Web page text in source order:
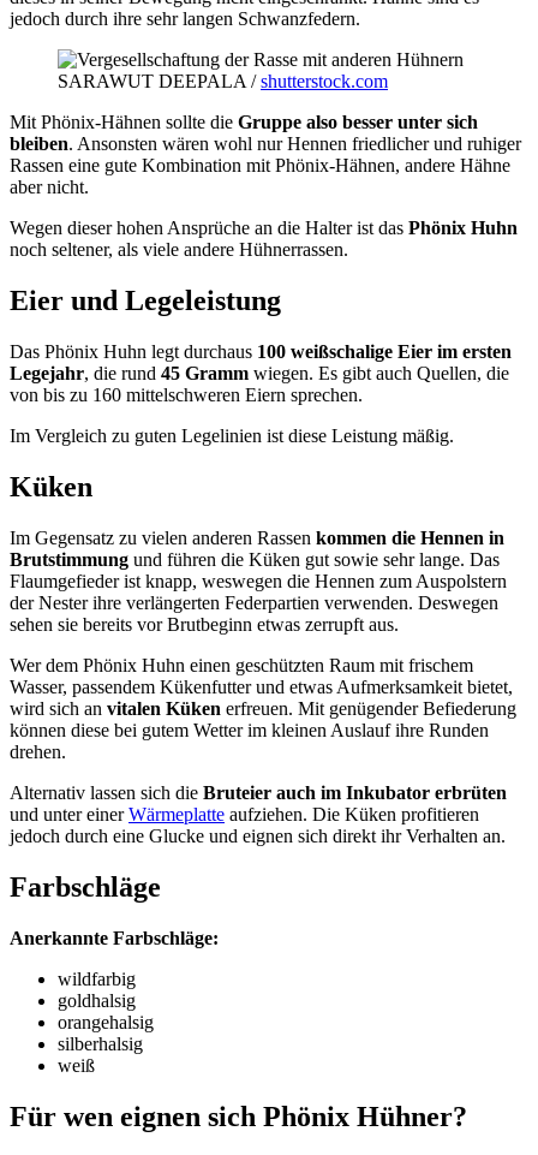
jedoch durch ihre sehr langen Schwanzfedern.
SARAWUT DEEPALA /shutterstock.com
Mit Phönix-Hähnen sollte die Gruppe also besser unter sich
bleiben. Ansonsten wären wohl nur Hennen friedlicher und ruhiger
Rassen eine gute Kombination mit Phönix-Hähnen, andere Hähne
aber nicht.
Wegen dieser hohen Ansprüche an die Halter ist das Phönix Huhn
noch seltener, als viele andere Hühnerrassen.
Eier und Legeleistung
Das Phönix Huhn legt durchaus 100 weißschalige Eier im ersten
Legejahr, die rund 45 Gramm wiegen. Es gibt auch Quellen, die
von bis zu 160 mittelschweren Eiern sprechen.
Im Vergleich zu guten Legelinien ist diese Leistung mäßig.
Küken
Im Gegensatz zu vielen anderen Rassen kommen die Hennen in
Brutstimmung und führen die Küken gut sowie sehr lange. Das
Flaumgefieder ist knapp, weswegen die Hennen zum Auspolstern
der Nester ihre verlängerten Federpartien verwenden. Deswegen
sehen sie bereits vor Brutbeginn etwas zerrupft aus.
Wer dem Phönix Huhn einen geschützten Raum mit frischem
Wasser, passendem Kükenfutter und etwas Aufmerksamkeit bietet,
wird sich an vitalen Küken erfreuen. Mit genügender Befiederung
können diese bei gutem Wetter im kleinen Auslauf ihre Runden
drehen.
Alternativ lassen sich die Bruteier auch im Inkubator erbrüten
und unter einerWärmeplatte aufziehen. Die Küken profitieren
jedoch durch eine Glucke und eignen sich direkt ihr Verhalten an.
Farbschläge
Anerkannte Farbschläge:
wildfarbig
goldhalsig
orangehalsig
silberhalsig
weiß
Für wen eignen sich Phönix Hühner?